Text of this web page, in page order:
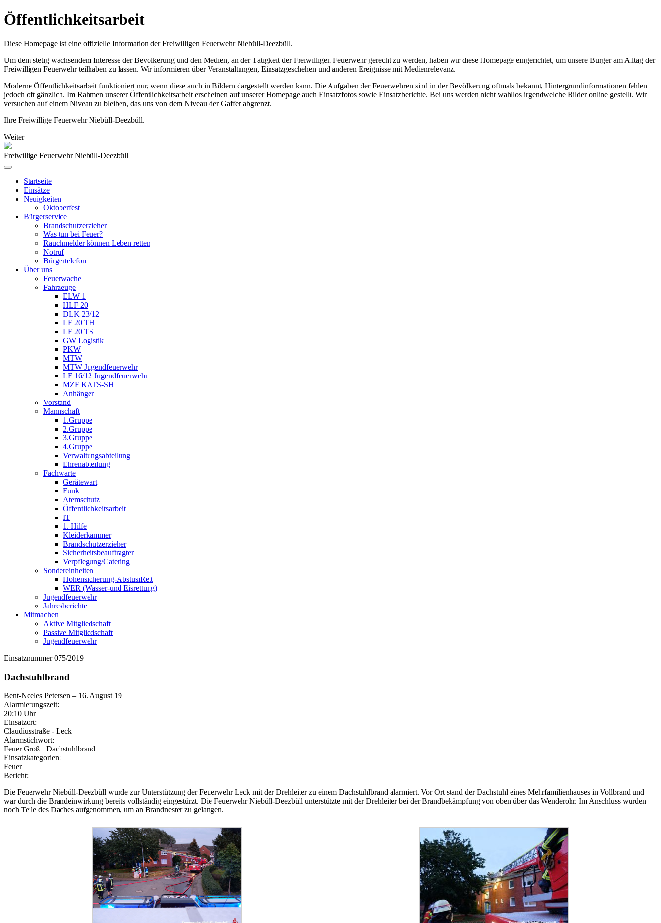
Öffentlichkeitsarbeit
Diese Homepage ist eine offizielle Information der Freiwilligen Feuerwehr Niebüll-Deezbüll.
Um dem stetig wachsendem Interesse der Bevölkerung und den Medien, an der Tätigkeit der Freiwilligen Feuerwehr gerecht zu werden, haben wir diese Homepage eingerichtet, um unsere Bürger am Alltag der
Freiwilligen Feuerwehr teilhaben zu lassen. Wir informieren über Veranstaltungen, Einsatzgeschehen und anderen Ereignisse mit Medienrelevanz.
Moderne Öffentlichkeitsarbeit funktioniert nur, wenn diese auch in Bildern dargestellt werden kann. Die Aufgaben der Feuerwehren sind in der Bevölkerung oftmals bekannt, Hintergrundinformationen fehlen
jedoch oft gänzlich. Im Rahmen unserer Öffentlichkeitsarbeit erscheinen auf unserer Homepage auch Einsatzfotos sowie Einsatzberichte. Bei uns werden nicht wahllos irgendwelche Bilder online gestellt. Wir
versuchen auf einem Niveau zu bleiben, das uns von dem Niveau der Gaffer abgrenzt.
Ihre Freiwillige Feuerwehr Niebüll-Deezbüll.
Weiter
Freiwillige Feuerwehr Niebüll-Deezbüll
Startseite
Einsätze
Neuigkeiten
Oktoberfest
Bürgerservice
Brandschutzerzieher
Was tun bei Feuer?
Rauchmelder können Leben retten
Notruf
Bürgertelefon
Über uns
Feuerwache
Fahrzeuge
ELW 1
HLF 20
DLK 23/12
LF 20 TH
LF 20 TS
GW Logistik
PKW
MTW
MTW Jugendfeuerwehr
LF 16/12 Jugendfeuerwehr
MZF KATS-SH
Anhänger
Vorstand
Mannschaft
1.Gruppe
2.Gruppe
3.Gruppe
4.Gruppe
Verwaltungsabteilung
Ehrenabteilung
Fachwarte
Gerätewart
Funk
Atemschutz
Öffentlichkeitsarbeit
IT
1. Hilfe
Kleiderkammer
Brandschutzerzieher
Sicherheitsbeauftragter
Verpflegung/Catering
Sondereinheiten
Höhensicherung-AbstusiRett
WER (Wasser-und Eisrettung)
Jugendfeuerwehr
Jahresberichte
Mitmachen
Aktive Mitgliedschaft
Passive Mitgliedschaft
Jugendfeuerwehr
Einsatznummer 075/2019
Dachstuhlbrand
Bent-Neeles Petersen – 16. August 19
Alarmierungszeit:
20:10 Uhr
Einsatzort:
Claudiusstraße - Leck
Alarmstichwort:
Feuer Groß - Dachstuhlbrand
Einsatzkategorien:
Feuer
Bericht:
Die Feuerwehr Niebüll-Deezbüll wurde zur Unterstützung der Feuerwehr Leck mit der Drehleiter zu einem Dachstuhlbrand alarmiert. Vor Ort stand der Dachstuhl eines Mehrfamilienhauses in Vollbrand und
war durch die Brandeinwirkung bereits vollständig eingestürzt. Die Feuerwehr Niebüll-Deezbüll unterstützte mit der Drehleiter bei der Brandbekämpfung von oben über das Wenderohr. Im Anschluss wurden
noch Teile des Daches aufgenommen, um an Brandnester zu gelangen.